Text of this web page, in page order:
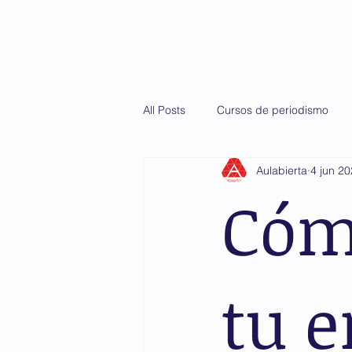
All Posts Cursos de periodismo
Martín Casillas de Alba AMIS
tu
Aulabierta 4 jun